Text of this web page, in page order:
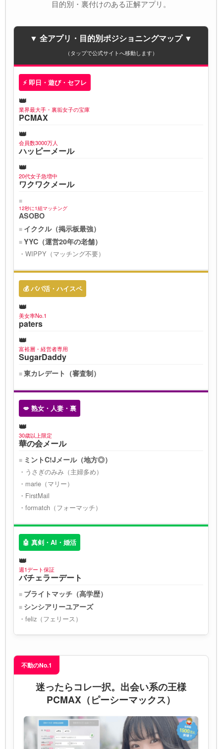
目的別・裏付けのある正解アプリ。
▼ 全アプリ・目的別ポジショニングマップ ▼
（タップで公式サイトへ移動します）
⚡ 即日・遊び・セフレ
業界最大手・裏垢女子の宝庫
PCMAX
会員数3000万人
ハッピーメール
20代女子急増中
ワクワクメール
12秒に1組マッチング
ASOBO
イククル（掲示板最強）
YYC（運営20年の老舗）
WIPPY（マッチング不要）
💰 パパ活・ハイスペ
美女率No.1
paters
富裕層・経営者専用
SugarDaddy
東カレデート（審査制）
💋 熟女・人妻・裏
30歳以上限定
華の会メール
ミントC!Jメール（地方◎）
うさぎのみみ（主婦多め）
marie（マリー）
FirstMail
formatch（フォーマッチ）
🤖 真剣・AI・婚活
週1デート保証
バチェラーデート
ブライトマッチ（高学歴）
シンシアリーユアーズ
feliz（フェリース）
不動のNo.1
迷ったらコレ一択。出会い系の王様
PCMAX（ピーシーマックス）